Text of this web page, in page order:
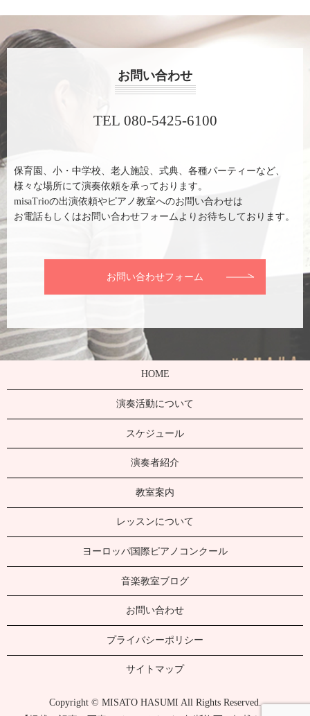
お問い合わせ
TEL 080-5425-6100
保育園、小・中学校、老人施設、式典、各種パーティーなど、
様々な場所にて演奏依頼を承っております。
misaTrioの出演依頼やピアノ教室へのお問い合わせは
お電話もしくはお問い合わせフォームよりお待ちしております。
お問い合わせフォーム
HOME
演奏活動について
スケジュール
演奏者紹介
教室案内
レッスンについて
ヨーロッパ国際ピアノコンクール
音楽教室ブログ
お問い合わせ
プライバシーポリシー
サイトマップ
Copyright © MISATO HASUMI All Rights Reserved.